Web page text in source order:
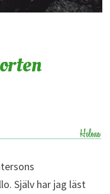
Själv har jag läst